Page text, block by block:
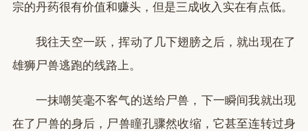
宗的丹药很有价值和赚头，但是三成收入实在有点低。
我往天空一跃，挥动了几下翅膀之后，就出现在了
雄狮尸兽逃跑的线路上。
一抹嘲笑毫不客气的送给尸兽，下一瞬间我就出现
在了尸兽的身后，尸兽瞳孔骤然收缩，它甚至连转过身